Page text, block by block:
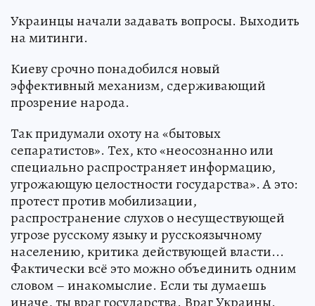
Украинцы начали задавать вопросы. Выходить
на митинги.
Киеву срочно понадобился новый
эффективный механизм, сдерживающий
прозрение народа.
Так придумали охоту на «бытовых
сепаратистов». Тех, кто «неосознанно или
специально распространяет информацию,
угрожающую целостности государства». А это:
протест против мобилизации,
распространение слухов о несуществующей
угрозе русскому языку и русскоязычному
населению, критика действующей власти...
Фактически всё это можно объединить одним
словом – инакомыслие. Если ты думаешь
иначе, ты враг государства. Враг Украины.